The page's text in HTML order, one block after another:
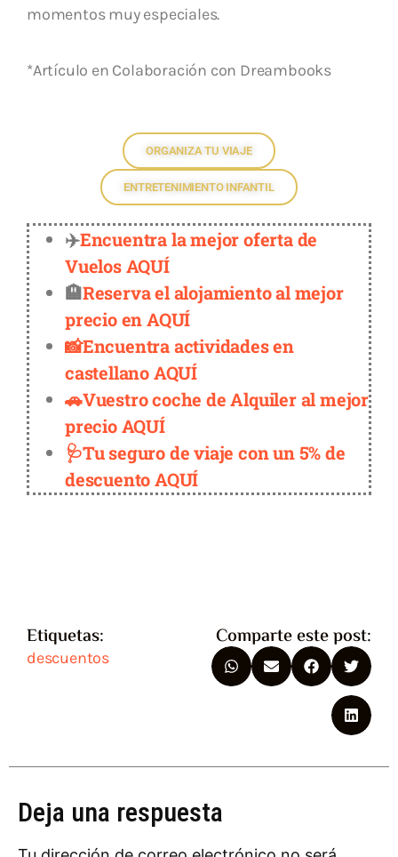
momentos muy especiales.
*Artículo en Colaboración con Dreambooks
ORGANIZA TU VIAJE
ENTRETENIMIENTO INFANTIL
✈️Encuentra la mejor oferta de
Vuelos AQUÍ
🏨Reserva el alojamiento al mejor
precio en AQUÍ
📸Encuentra actividades en
castellano AQUÍ
🚗Vuestro coche de Alquiler al mejor
precio AQUÍ
🩺Tu seguro de viaje con un 5% de
descuento AQUÍ
Etiquetas:
descuentos
Comparte este post:
Deja una respuesta